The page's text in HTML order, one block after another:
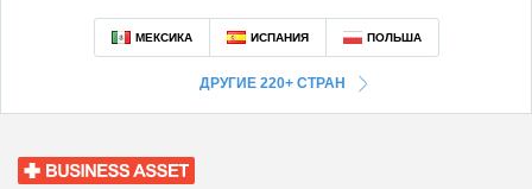
ДРУГИЕ 220+ СТРАН
Business Asset